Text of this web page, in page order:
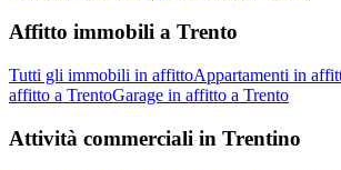
Affitto immobili a Trento
Tutti gli immobili in affittoAppartamenti in
affitto a TrentoGarage in affitto a Trento
Attività commerciali in Trentino